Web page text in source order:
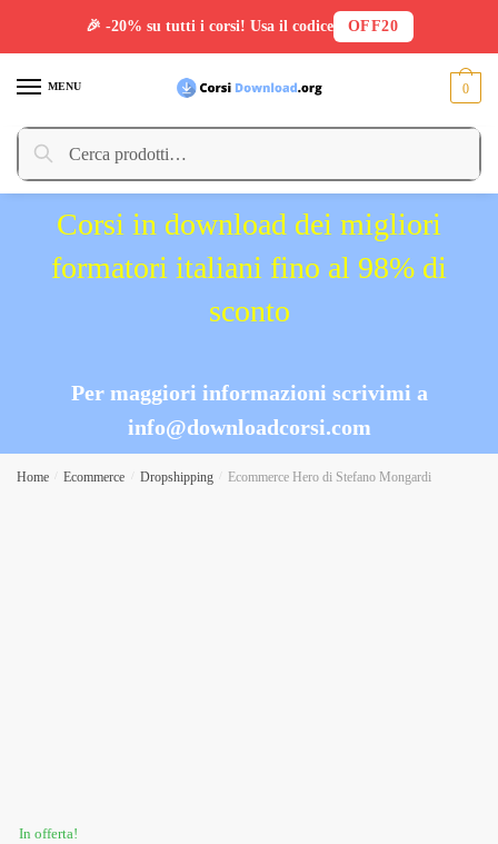
MENU
Cerca:
Cerca
0
Corsi in download dei migliori
formatori italiani fino al 98% di
sconto
Per maggiori informazioni scrivimi a
info@downloadcorsi.com
Home Ecommerce Dropshipping Ecommerce Hero di Stefano Mongardi
In offerta!
🎉 -20% su tutti i corsi! Usa il codice OFF20